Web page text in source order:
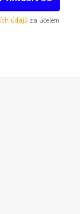
údajů za účelem